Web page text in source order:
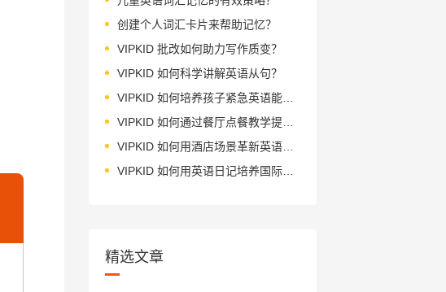
创建个人词汇卡片来帮助记忆？
VIPKID 批改如何助力写作质变？
VIPKID 如何科学讲解英语从句？
VIPKID 如何培养孩子紧急英语能力？
VIPKID 如何通过餐厅点餐教学提升少儿英语应用能力？
VIPKID 如何用酒店场景革新英语教学？
VIPKID 如何用英语日记培养国际化人才？
精选文章